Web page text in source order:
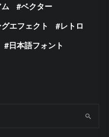
ベクター
エフェクト
レトロ
日本語フォント